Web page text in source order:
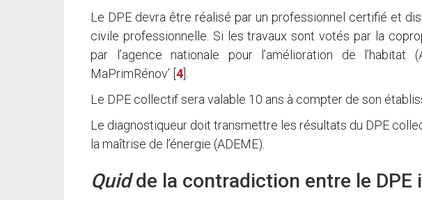
Le DPE devra être réalisé par un professionnel certifié et
civile professionnelle. Si les travaux sont votés par la
par l’agence nationale pour l’amélioration de
MaPrimRénov’ 4 .
Le DPE collectif sera valable 10 ans à compter de son
Le diagnostiqueur doit transmettre les résultats du DPE
la maîtrise de l’énergie (ADEME).
Quidde la contradiction entre le